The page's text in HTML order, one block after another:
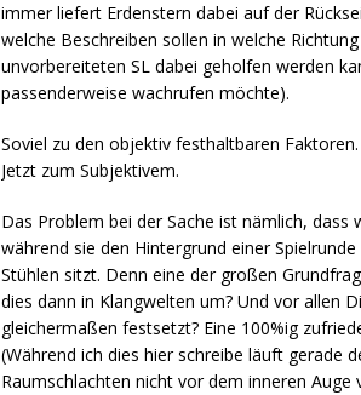
immer liefert Erdenstern dabei auf der
welche Beschreiben sollen in welche
unvorbereiteten SL dabei geholfen werden
passenderweise wachrufen möchte).
Soviel zu den objektiv festhaltbaren Faktoren.
Jetzt zum Subjektivem.
Das Problem bei der Sache ist nämlich,
während sie den Hintergrund einer
Stühlen sitzt. Denn eine der großen
dies dann in Klangwelten um? Und vor allen
gleichermaßen festsetzt? Eine 100%ig
(Während ich dies hier schreibe läuft gerade
Raumschlachten nicht vor dem inneren